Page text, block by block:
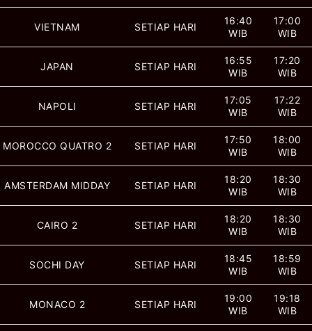
VIETNAM SETIAP HARI
16:40
WIB
17:00
WIB
JAPAN SETIAP HARI
16:55
WIB
17:20
WIB
NAPOLI SETIAP HARI
17:05
WIB
17:22
WIB
MOROCCO QUATRO 2 SETIAP HARI
17:50
WIB
18:00
WIB
AMSTERDAM MIDDAY SETIAP HARI
18:20
WIB
18:30
WIB
CAIRO 2 SETIAP HARI
18:20
WIB
18:30
WIB
SOCHI DAY SETIAP HARI
18:45
WIB
18:59
WIB
MONACO 2 SETIAP HARI
19:00
WIB
19:18
WIB